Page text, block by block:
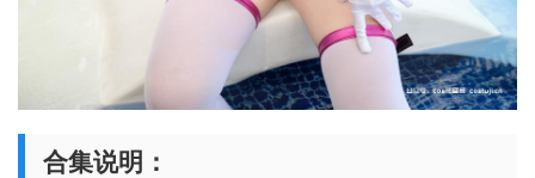
合集说明：